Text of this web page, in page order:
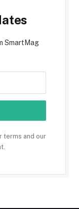
SmartMag
terms and our